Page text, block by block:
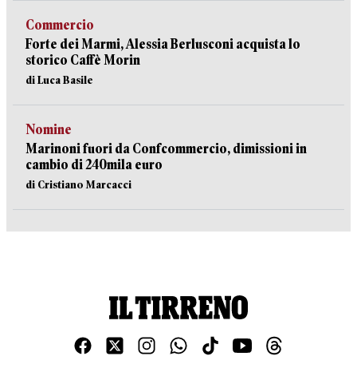
Commercio
Forte dei Marmi, Alessia Berlusconi acquista lo
storico Caffè Morin
di Luca Basile
Nomine
Marinoni fuori da Confcommercio, dimissioni in
cambio di 240mila euro
di Cristiano Marcacci